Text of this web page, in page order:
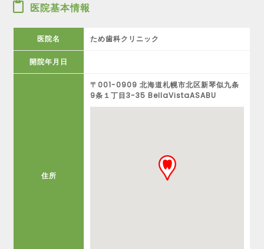
医院基本情報
医院名 ため歯科クリニック
開院年月日
住所
〒001-0909 北海道札幌市北区新琴似九条
9条１丁目3-35 BellaVistaASABU